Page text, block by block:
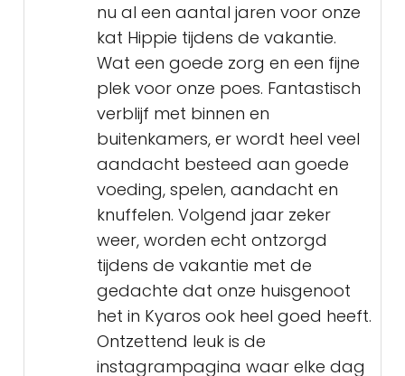
nu al een aantal jaren voor onze
kat Hippie tijdens de vakantie.
Wat een goede zorg en een fijne
plek voor onze poes. Fantastisch
verblijf met binnen en
buitenkamers, er wordt heel veel
aandacht besteed aan goede
voeding, spelen, aandacht en
knuffelen. Volgend jaar zeker
weer, worden echt ontzorgd
tijdens de vakantie met de
gedachte dat onze huisgenoot
het in Kyaros ook heel goed heeft.
Ontzettend leuk is de
instagrampagina waar elke dag